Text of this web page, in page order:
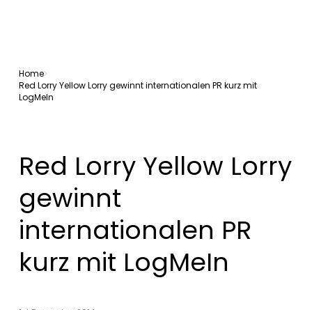
Home
Red Lorry Yellow Lorry gewinnt internationalen PR kurz mit
LogMeIn
Red Lorry Yellow Lorry
gewinnt
internationalen PR
kurz mit LogMeIn